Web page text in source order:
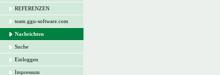
REFERENZEN
team.ggu-software.com
Nachrichten
Suche
Einloggen
Impressum